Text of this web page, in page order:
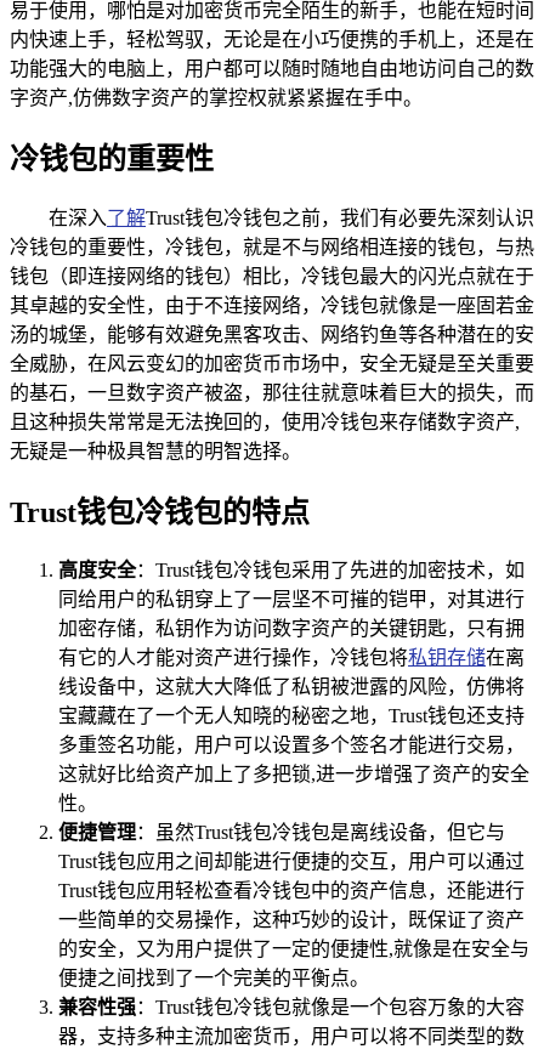
易于使用，哪怕是对加密货币完全陌生的新手，也能在短时间
内快速上手，轻松驾驭，无论是在小巧便携的手机上，还是在
功能强大的电脑上，用户都可以随时随地自由地访问自己的数
字资产,仿佛数字资产的掌控权就紧紧握在手中。
冷钱包的重要性
在深入了解Trust钱包冷钱包之前，我们有必要先深刻认识
冷钱包的重要性，冷钱包，就是不与网络相连接的钱包，与热
钱包（即连接网络的钱包）相比，冷钱包最大的闪光点就在于
其卓越的安全性，由于不连接网络，冷钱包就像是一座固若金
汤的城堡，能够有效避免黑客攻击、网络钓鱼等各种潜在的安
全威胁，在风云变幻的加密货币市场中，安全无疑是至关重要
的基石，一旦数字资产被盗，那往往就意味着巨大的损失，而
且这种损失常常是无法挽回的，使用冷钱包来存储数字资产,
无疑是一种极具智慧的明智选择。
Trust钱包冷钱包的特点
高度安全：Trust钱包冷钱包采用了先进的加密技术，如
同给用户的私钥穿上了一层坚不可摧的铠甲，对其进行
加密存储，私钥作为访问数字资产的关键钥匙，只有拥
有它的人才能对资产进行操作，冷钱包将私钥存储在离
线设备中，这就大大降低了私钥被泄露的风险，仿佛将
宝藏藏在了一个无人知晓的秘密之地，Trust钱包还支持
多重签名功能，用户可以设置多个签名才能进行交易，
这就好比给资产加上了多把锁,进一步增强了资产的安全
性。
便捷管理：虽然Trust钱包冷钱包是离线设备，但它与
Trust钱包应用之间却能进行便捷的交互，用户可以通过
Trust钱包应用轻松查看冷钱包中的资产信息，还能进行
一些简单的交易操作，这种巧妙的设计，既保证了资产
的安全，又为用户提供了一定的便捷性,就像是在安全与
便捷之间找到了一个完美的平衡点。
兼容性强：Trust钱包冷钱包就像是一个包容万象的大容
器，支持多种主流加密货币，用户可以将不同类型的数